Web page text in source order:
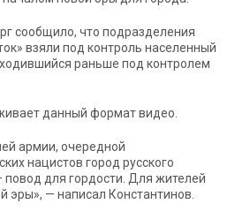
сообщило, что подразделения
взяли под контроль населенный
раньше под контролем
данный формат видео.
армии, очередной
нацистов город русского
для гордости. Для жителей
эры», — написал Константинов.